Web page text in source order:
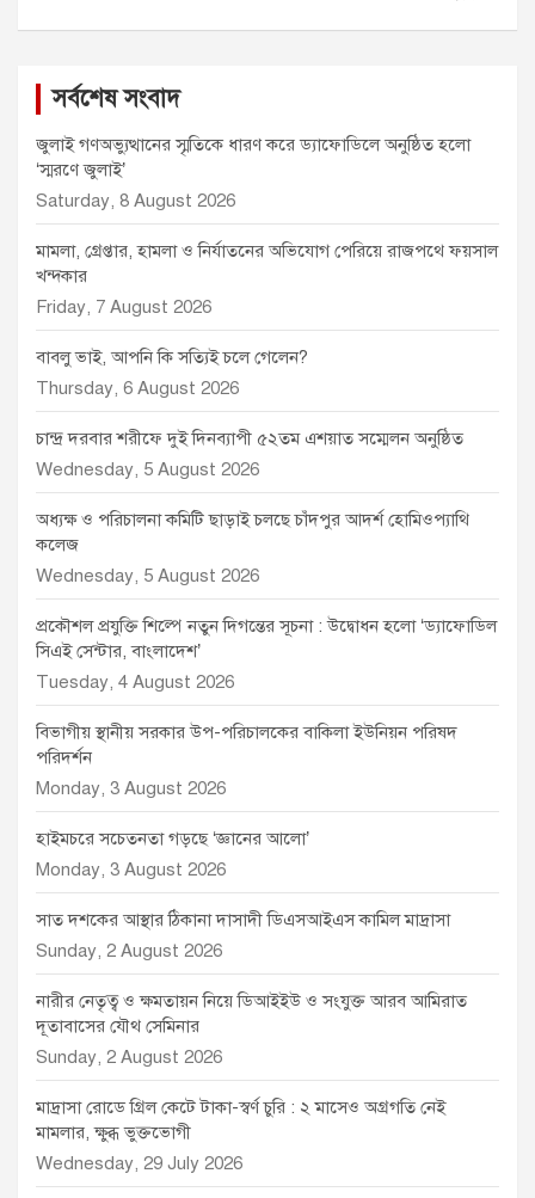
সর্বশেষ সংবাদ
জুলাই গণঅভ্যুত্থানের স্মৃতিকে ধারণ করে ড্যাফোডিলে অনুষ্ঠিত হলো
‘স্মরণে জুলাই’
Saturday, 8 August 2026
মামলা, গ্রেপ্তার, হামলা ও নির্যাতনের অভিযোগ পেরিয়ে রাজপথে ফয়সাল
খন্দকার
Friday, 7 August 2026
বাবলু ভাই, আপনি কি সত্যিই চলে গেলেন?
Thursday, 6 August 2026
চান্দ্র দরবার শরীফে দুই দিনব্যাপী ৫২তম এশয়াত সম্মেলন অনুষ্ঠিত
Wednesday, 5 August 2026
অধ্যক্ষ ও পরিচালনা কমিটি ছাড়াই চলছে চাঁদপুর আদর্শ হোমিওপ্যাথি
কলেজ
Wednesday, 5 August 2026
প্রকৌশল প্রযুক্তি শিল্পে নতুন দিগন্তের সূচনা : উদ্বোধন হলো ‘ড্যাফোডিল
সিএই সেন্টার, বাংলাদেশ’
Tuesday, 4 August 2026
বিভাগীয় স্থানীয় সরকার উপ-পরিচালকের বাকিলা ইউনিয়ন পরিষদ
পরিদর্শন
Monday, 3 August 2026
হাইমচরে সচেতনতা গড়ছে ‘জ্ঞানের আলো’
Monday, 3 August 2026
সাত দশকের আস্থার ঠিকানা দাসাদী ডিএসআইএস কামিল মাদ্রাসা
Sunday, 2 August 2026
নারীর নেতৃত্ব ও ক্ষমতায়ন নিয়ে ডিআইইউ ও সংযুক্ত আরব আমিরাত
দূতাবাসের যৌথ সেমিনার
Sunday, 2 August 2026
মাদ্রাসা রোডে গ্রিল কেটে টাকা-স্বর্ণ চুরি : ২ মাসেও অগ্রগতি নেই
মামলার, ক্ষুব্ধ ভুক্তভোগী
Wednesday, 29 July 2026